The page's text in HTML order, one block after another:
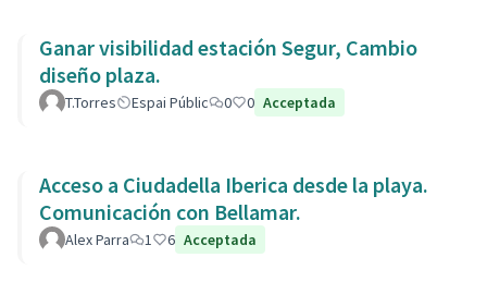
Ganar visibilidad estación Segur, Cambio
diseño plaza.
T.Torres Espai Públic 0 0 Acceptada
Acceso a Ciudadella Iberica desde la playa.
Comunicación con Bellamar.
Alex Parra 1 6 Acceptada